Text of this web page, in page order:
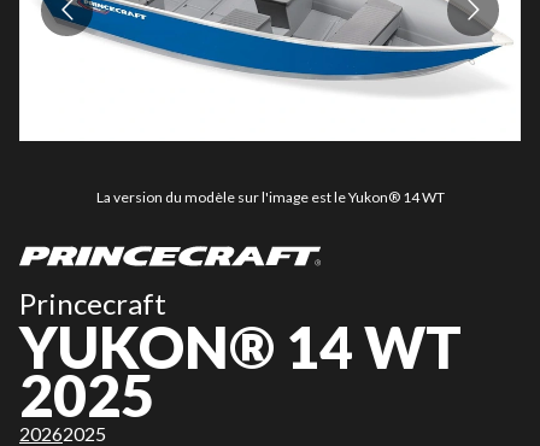
La version du modèle sur l'image est le Yukon® 14 WT
Princecraft
YUKON® 14 WT
2025
20262025